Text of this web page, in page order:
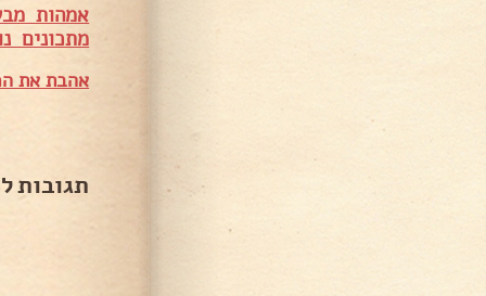
אמהות
מתכונים
אהבת את
תגובות